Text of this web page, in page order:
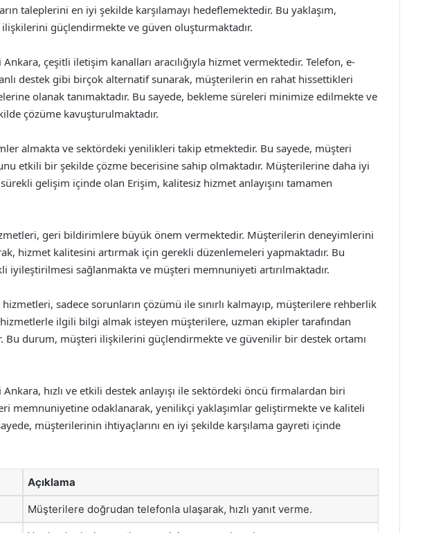
taleplerini en iyi şekilde karşılamayı hedeflemektedir. Bu yaklaşım,
güçlendirmekte ve güven oluşturmaktadır.
çeşitli iletişim kanalları aracılığıyla hizmet vermektedir. Telefon, e-
destek gibi birçok alternatif sunarak, müşterilerin en rahat hissettikleri
olanak tanımaktadır. Bu sayede, bekleme süreleri minimize edilmekte ve
çözüme kavuşturulmaktadır.
almakta ve sektördeki yenilikleri takip etmektedir. Bu sayede, müşteri
etkili bir şekilde çözme becerisine sahip olmaktadır. Müşterilerine daha iyi
gelişim içinde olan Erişim, kalitesiz hizmet anlayışını tamamen
geri bildirimlere büyük önem vermektedir. Müşterilerin deneyimlerini
hizmet kalitesini artırmak için gerekli düzenlemeleri yapmaktadır. Bu
iyileştirilmesi sağlanmakta ve müşteri memnuniyeti artırılmaktadır.
sadece sorunların çözümü ile sınırlı kalmayıp, müşterilere rehberlik
ilgili bilgi almak isteyen müşterilere, uzman ekipler tarafından
Bu durum, müşteri ilişkilerini güçlendirmekte ve güvenilir bir destek ortamı
hızlı ve etkili destek anlayışı ile sektördeki öncü firmalardan biri
memnuniyetine odaklanarak, yenilikçi yaklaşımlar geliştirmekte ve kaliteli
müşterilerinin ihtiyaçlarını en iyi şekilde karşılama gayreti içinde
Açıklama
Müşterilere doğrudan telefonla ulaşarak, hızlı yanıt verme.